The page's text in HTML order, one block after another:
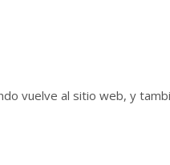
vuelve al sitio web, y